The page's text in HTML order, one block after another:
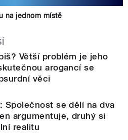
na jednom místě
Větší problém je jeho
arogancí se
věci
Společnost se dělí na dva
argumentuje, druhý si
realitu